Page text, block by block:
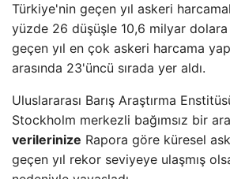
Türkiye'nin geçen yıl askeri
yüzde 26 düşüşle 10,6 milyar dolara
geçen yıl en çok askeri harcama
arasında 23'üncü sırada yer aldı.
Uluslararası Barış Araştırma
Stockholm merkezli bağımsız bir
verilerinize Rapora göre küresel
geçen yıl rekor seviyeye ulaşmış